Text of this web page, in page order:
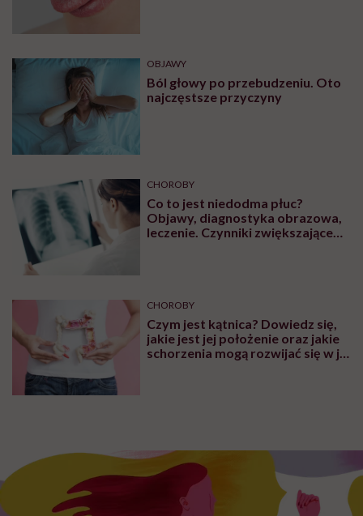
OBJAWY
Ból głowy po przebudzeniu. Oto
najczęstsze przyczyny
CHOROBY
Co to jest niedodma płuc?
Objawy, diagnostyka obrazowa,
leczenie. Czynniki zwiększające
CHOROBY
Czym jest kątnica? Dowiedz się,
jakie jest jej położenie oraz jakie
schorzenia mogą rozwijać się w jej